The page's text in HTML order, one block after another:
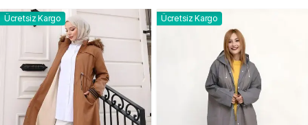
Ücretsiz Kargo Ücretsiz Kargo